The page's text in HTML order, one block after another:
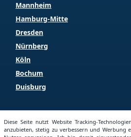
Mannheim
Hamburg-Mitte
Dresden
Nürnberg
Köln
Bochum
Duisburg
Copyright © 2025
Diese Seite nutzt Website Tracking-
anzubieten, stetig zu verbessern und Werbung